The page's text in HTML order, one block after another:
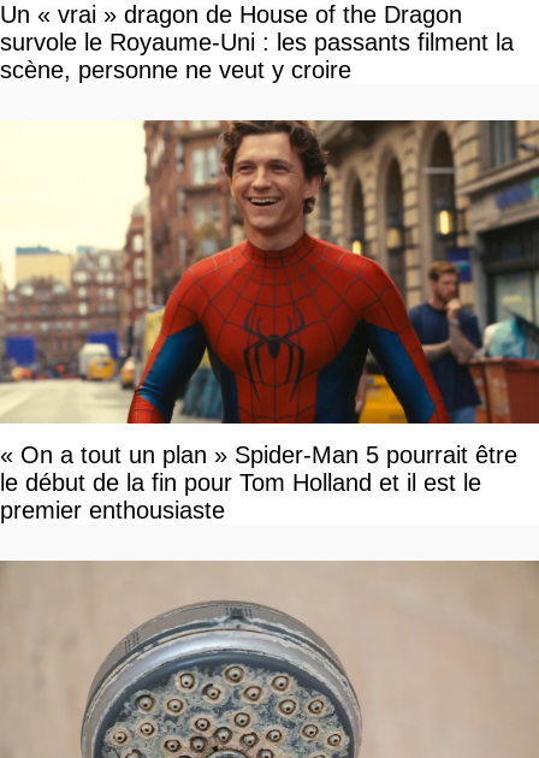
Un « vrai » dragon de House of the Dragon
survole le Royaume-Uni : les passants filment la
scène, personne ne veut y croire
« On a tout un plan » Spider-Man 5 pourrait être
le début de la fin pour Tom Holland et il est le
premier enthousiaste